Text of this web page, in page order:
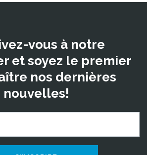
vous à notre
et soyez le premier
nos dernières
nouvelles!